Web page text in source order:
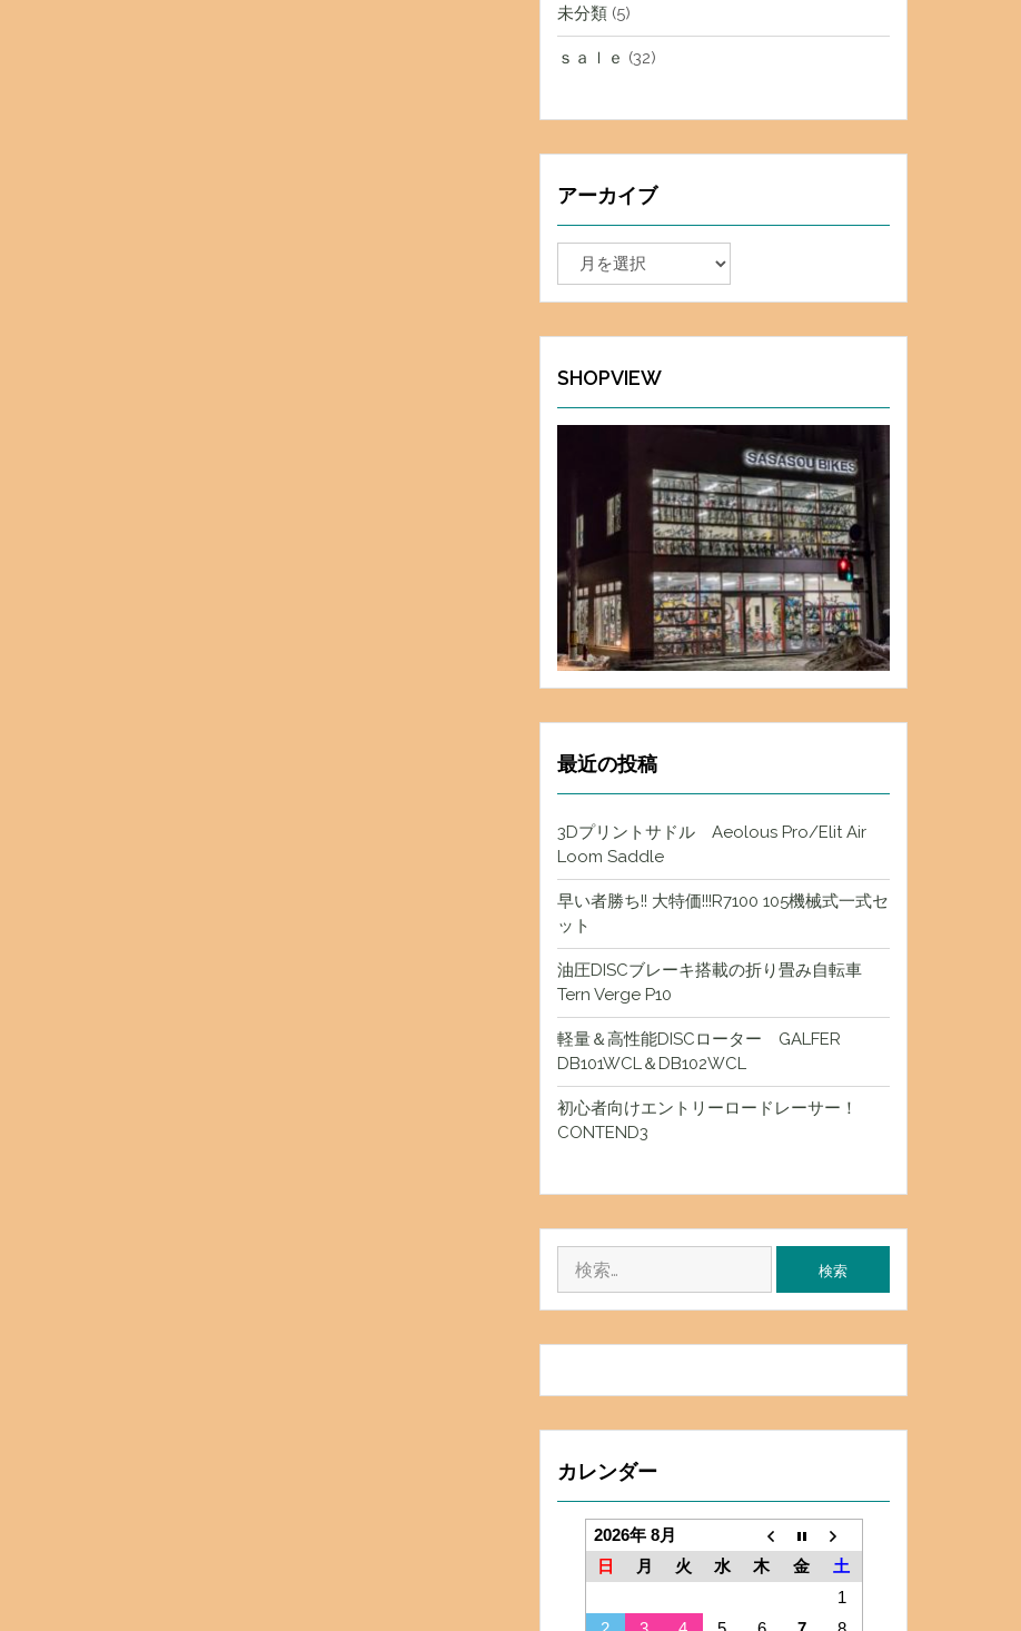
未分類 (5)
ｓａｌｅ (32)
アーカイブ
カ
SHOPVIEW
最近の投稿
3Dプリントサドル Aeolous Pro/Elit Air
Loom Saddle
早い者勝ち!! 大特価!!!R7100 105機械式一式セ
ット
油圧DISCブレーキ搭載の折り畳み自転車
Tern Verge P10
軽量＆高性能DISCローター GALFER
DB101WCL＆DB102WCL
初心者向けエントリーロードレーサー！
CONTEND3
索:
カレンダー
2026年 8月
日
月 火 水 木 金
土
1